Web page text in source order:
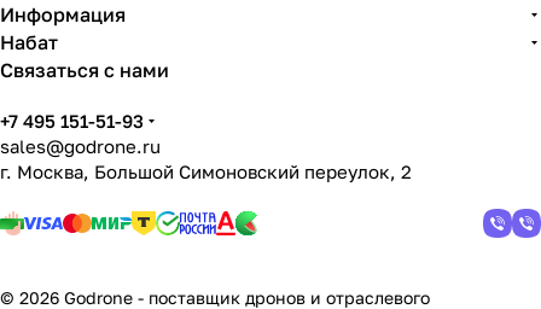
Информация
Набат
Связаться с нами
+7 495 151-51-93
sales@godrone.ru
г. Москва, Большой Симоновский переулок, 2
© 2026 Godrone - поставщик дронов и отраслевого